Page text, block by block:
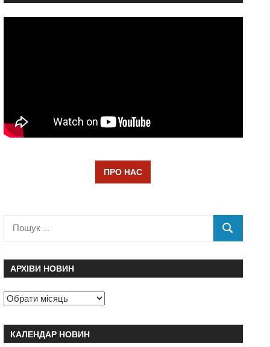
ПРО НАС
АРХІВИ НОВИН
КАЛЕНДАР НОВИН